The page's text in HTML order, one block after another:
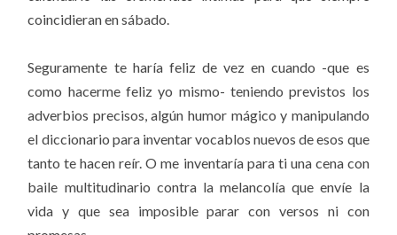
coincidieran en sábado.
Seguramente te haría feliz de vez en cuando -que es
como hacerme feliz yo mismo- teniendo previstos los
adverbios precisos, algún humor mágico y manipulando
el diccionario para inventar vocablos nuevos de esos que
tanto te hacen reír. O me inventaría para ti una cena con
baile multitudinario contra la melancolía que envíe la
vida y que sea imposible parar con versos ni con